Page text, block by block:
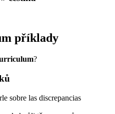
příklady
?
sobre las discrepancias